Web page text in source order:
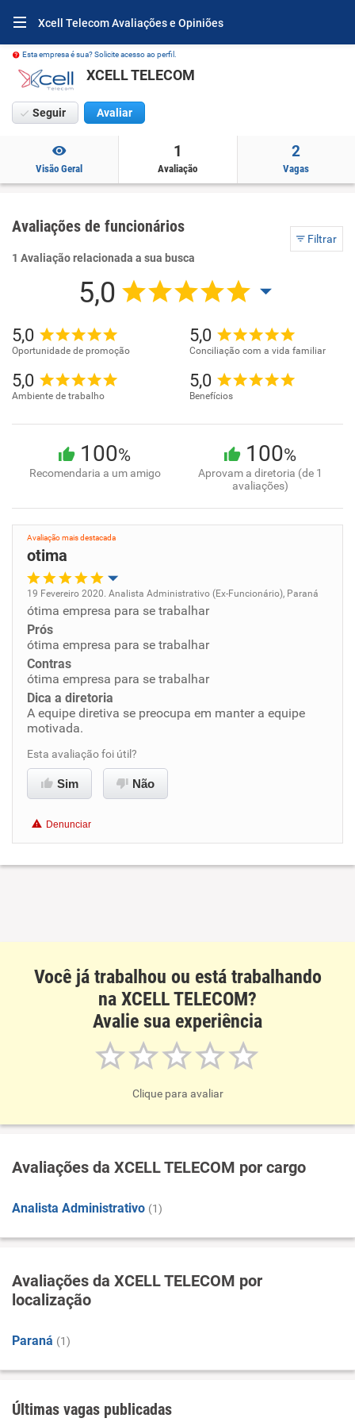
Xcell Telecom Avaliações e Opiniões
Esta empresa é sua? Solicite acesso ao perfil.
XCELL TELECOM
Seguir Avaliar
Visão Geral
1
Avaliação
2
Vagas
Avaliações de funcionários
Filtrar
1 Avaliação relacionada a sua busca
5,0
5,0
Oportunidade de promoção
5,0
Conciliação com a vida familiar
5,0
Ambiente de trabalho
5,0
Benefícios
100%
Recomendaria a um amigo
100%
Aprovam a diretoria (de 1
avaliações)
Avaliação mais destacada
otima
Oportunidade de promoção
Ambiente de trabalho
Conciliação com a vida familiar
Benefícios
Recomenda esta empresa
Recomenda a diretoria
19 Fevereiro 2020. Analista Administrativo (Ex-Funcionário), Paraná
ótima empresa para se trabalhar
Prós
ótima empresa para se trabalhar
Contras
ótima empresa para se trabalhar
Dica a diretoria
A equipe diretiva se preocupa em manter a equipe
motivada.
Esta avaliação foi útil?
Sim Não
Denunciar
Você já trabalhou ou está trabalhando
na XCELL TELECOM?
Avalie sua experiência
Clique para avaliar
Avaliações da XCELL TELECOM por cargo
Analista Administrativo (1)
Avaliações da XCELL TELECOM por
localização
Paraná (1)
Últimas vagas publicadas